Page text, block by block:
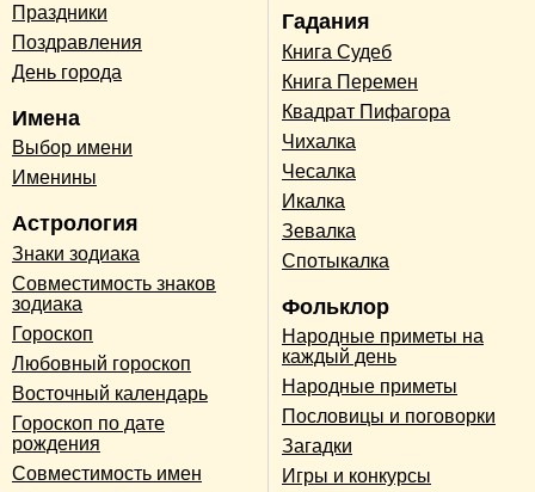
Праздники
Поздравления
День города
Имена
Выбор имени
Именины
Астрология
Знаки зодиака
Совместимость знаков
зодиака
Гороскоп
Любовный гороскоп
Восточный календарь
Гороскоп по дате
рождения
Совместимость имен
Гадания
Книга Судеб
Книга Перемен
Квадрат Пифагора
Чихалка
Чесалка
Икалка
Зевалка
Спотыкалка
Фольклор
Народные приметы на
каждый день
Народные приметы
Пословицы и поговорки
Загадки
Игры и конкурсы